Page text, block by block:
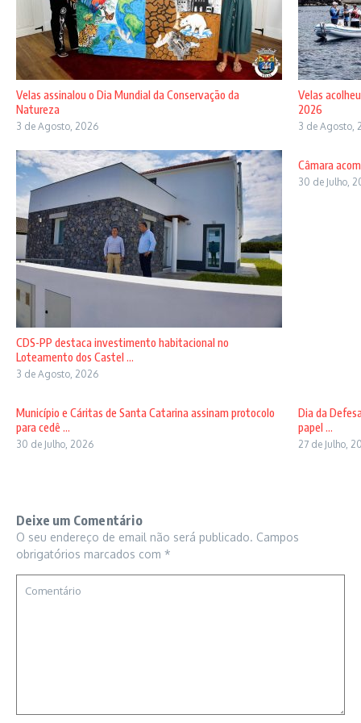
Velas assinalou o Dia Mundial da Conservação da
Natureza
3 de Agosto, 2026
Velas
2026
3 de Agosto,
CDS-PP destaca investimento habitacional no
Loteamento dos Castel ...
3 de Agosto, 2026
Câmara
30 de Julho,
Município e Cáritas de Santa Catarina assinam protocolo
para cedê ...
30 de Julho, 2026
Dia da
papel ...
27 de Julho,
Deixe um Comentário
O seu endereço de email não será publicado. Campos
obrigatórios marcados com *